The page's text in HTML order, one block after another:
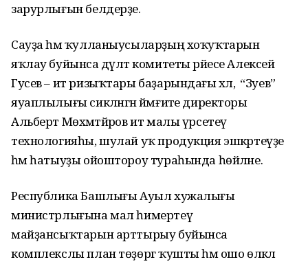
зарурлығын белдерҙе.
Сауҙа һәм ҡулланыусыларҙың хоҡуҡтарын
яҡлау буйынса дәүләт комитеты рәйесе Алексей
Гусев – ит ризыҡтары баҙарындағы хәл, ә “Зуев”
яуаплылығы сикләнгән йәмғиәте директоры
Альберт Мөхәмәтйәров ит малы үрсетеү
технологияһы, шулай уҡ продукция эшкәртеүҙе
һәм һатыуҙы ойоштороу тураһында һөйләне.
Республика Башлығы Ауыл хужалығы
министрлығына мал һимертеү
майҙансыҡтарын арттырыу буйынса
комплекслы план төҙөргә ҡушты һәм ошо өлкәлә